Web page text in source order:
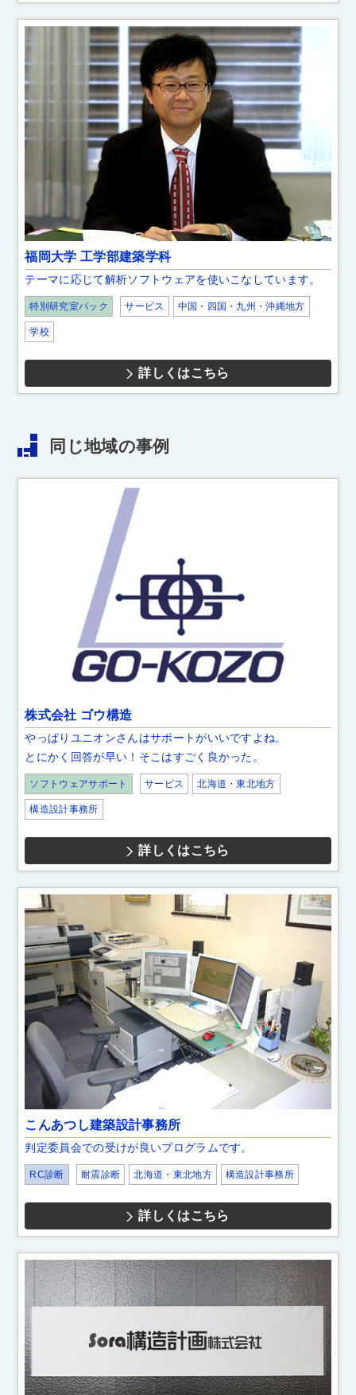
福岡大学 工学部建築学科
テーマに応じて解析ソフトウェアを使いこなしています。
特別研究室パック サービス 中国・四国・九州・沖縄地方
学校
詳しくはこちら
同じ地域の事例
株式会社 ゴウ構造
やっぱりユニオンさんはサポートがいいですよね。
とにかく回答が早い！そこはすごく良かった。
ソフトウェアサポート サービス 北海道・東北地方
構造設計事務所
詳しくはこちら
こんあつし建築設計事務所
判定委員会での受けが良いプログラムです。
RC診断 耐震診断 北海道・東北地方 構造設計事務所
詳しくはこちら